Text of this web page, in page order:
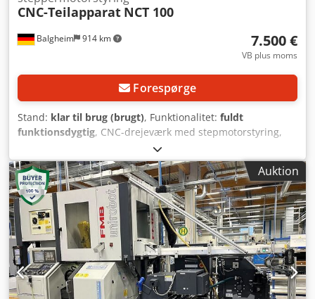
Balgheim 914 km
CNC-Teilapparat NCT 100
7.500 €
VB plus moms
Forespørge
Stand: klar til brug (brugt), Funktionalitet: fuldt
funktionsdygtig, CNC-drejeværk med stepmotorstyring,
Chedpfswmd Irex Aigja - Delinger fra 1-999 mulige - Også
ulige delinger - Ideel til planslibning, højtandede delinger
– savning eller langsom rundslibning af runde knive muligt
- Kan eftermonteres på enhver værktøjsslipemaskine -
Drej- og svingbar i alle retninger, horisontalt, vertikalt -
Enkel montering på maskinbord via notsten - Kan også
leveres med lille monteringsvinkel - Centerhøjde 190 mm
eller 140 mm målt fra maskinbordet - CNC-drejeværk med
MK5 optagelse eller også tilgængelig i SK 40 - Deling
udløses via fodkontakt eller valgfrit via enkel
lukkerkontakt/afbryder etc. på maskinbordet -
Auktion